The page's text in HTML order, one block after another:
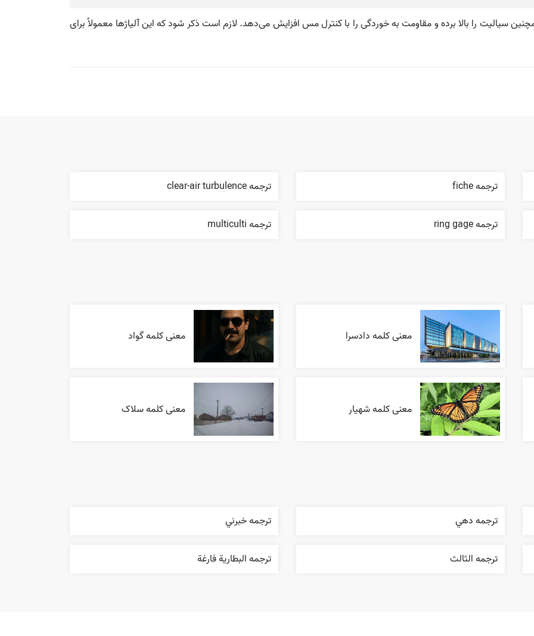
سیالیت را بالا برده و مقاومت به خوردگی را با کنترل مس افزایش می‌دهد. لازم است ذکر شود که این آلیاژها معمولاً برای
ترجمه fiche ترجمه clear-air turbulence
ترجمه ring gage ترجمه multiculti
معنی کلمه دادسرا معنی کلمه گواد
معنی کلمه شهیار معنی کلمه سلاک
ترجمه دهي ترجمه خبرني
ترجمه الثالث ترجمه البطارية فارغة